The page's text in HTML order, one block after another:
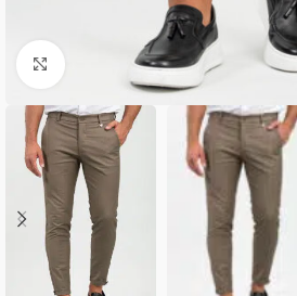
Κλικ για μεγέθυνση